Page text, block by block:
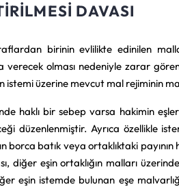
DAVASI
birinin evlilikte edinilen
olması nedeniyle zarar
istemi üzerine mevcut mal rejiminin
haklı bir sebep varsa hakimin
düzenlenmiştir. Ayrıca özellikle
borca batık veya ortaklıktaki
diğer eşin ortaklığın malları
eşin istemde bulunan eşe